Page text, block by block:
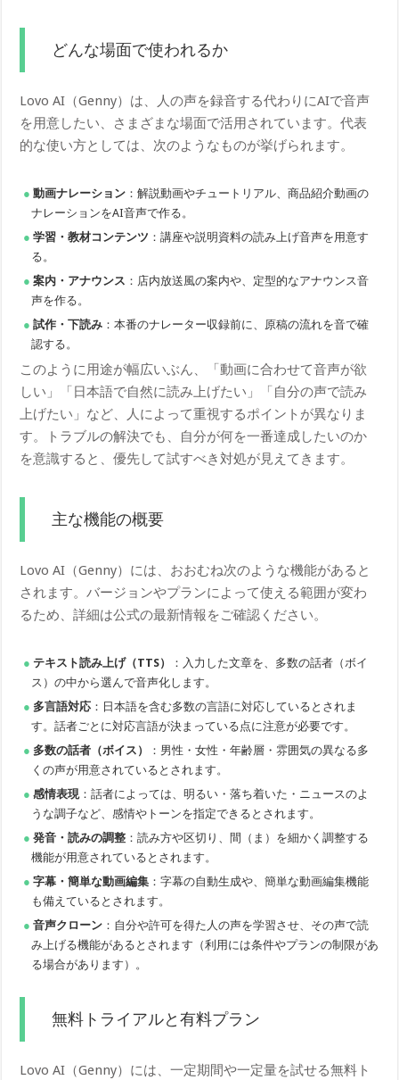
どんな場面で使われるか
Lovo AI（Genny）は、人の声を録音する代わりにAIで音声
を用意したい、さまざまな場面で活用されています。代表
的な使い方としては、次のようなものが挙げられます。
動画ナレーション ：解説動画やチュートリアル、商品紹介動画の
ナレーションをAI音声で作る。
学習・教材コンテンツ ：講座や説明資料の読み上げ音声を用意す
る。
案内・アナウンス ：店内放送風の案内や、定型的なアナウンス音
声を作る。
試作・下読み ：本番のナレーター収録前に、原稿の流れを音で確
認する。
このように用途が幅広いぶん、「動画に合わせて音声が欲
しい」「日本語で自然に読み上げたい」「自分の声で読み
上げたい」など、人によって重視するポイントが異なりま
す。トラブルの解決でも、自分が何を一番達成したいのか
を意識すると、優先して試すべき対処が見えてきます。
主な機能の概要
Lovo AI（Genny）には、おおむね次のような機能があると
されます。バージョンやプランによって使える範囲が変わ
るため、詳細は公式の最新情報をご確認ください。
テキスト読み上げ（TTS）
：入力した文章を、多数の話者（ボイ
ス）の中から選んで音声化します。
多言語対応 ：日本語を含む多数の言語に対応しているとされま
す。話者ごとに対応言語が決まっている点に注意が必要です。
多数の話者（ボイス）
：男性・女性・年齢層・雰囲気の異なる多
くの声が用意されているとされます。
感情表現：話者によっては、明るい・落ち着いた・ニュースのよ
うな調子など、感情やトーンを指定できるとされます。
発音・読みの調整 ：読み方や区切り、間（ま）を細かく調整する
機能が用意されているとされます。
字幕・簡単な動画編集 ：字幕の自動生成や、簡単な動画編集機能
も備えているとされます。
音声クローン ：自分や許可を得た人の声を学習させ、その声で読
み上げる機能があるとされます（利用には条件やプランの制限があ
る場合があります）。
無料トライアルと有料プラン
Lovo AI（Genny）には、一定期間や一定量を試せる無料ト